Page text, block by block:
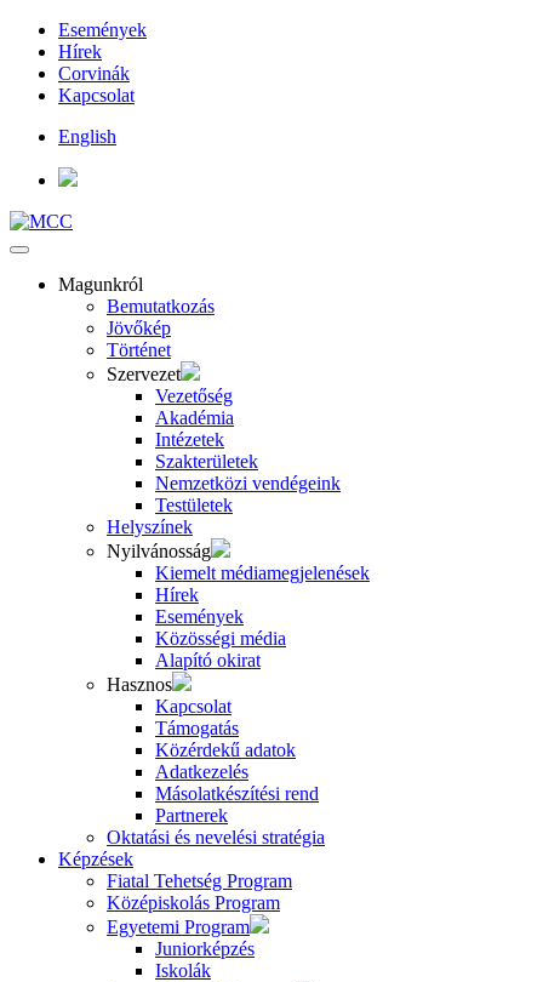
Események
Hírek
Corvinák
Kapcsolat
English
Magunkról
Bemutatkozás
Jövőkép
Történet
Szervezet
Vezetőség
Akadémia
Intézetek
Szakterületek
Nemzetközi vendégeink
Testületek
Helyszínek
Nyilvánosság
Kiemelt médiamegjelenések
Hírek
Események
Közösségi média
Alapító okirat
Hasznos
Kapcsolat
Támogatás
Közérdekű adatok
Adatkezelés
Másolatkészítési rend
Partnerek
Oktatási és nevelési stratégia
Képzések
Fiatal Tehetség Program
Középiskolás Program
Egyetemi Program
Juniorképzés
Iskolák